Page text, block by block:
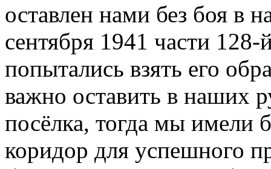
оставлен нами без боя в
сентября 1941 части 128-
попытались взять его
важно оставить в наших
посёлка, тогда мы
коридор для успешного